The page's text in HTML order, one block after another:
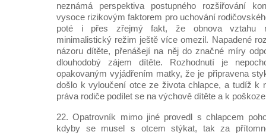
neznámá perspektiva postupného rozšiřování
vysoce rizikovým faktorem pro uchování
poté i přes zřejmý fakt, že obnova vztahu
minimalistický režim ještě více omezil. Napadené
názoru dítěte, přenášejí na něj do značné míry
dlouhodobý zájem dítěte. Rozhodnutí je
opakovaným vyjádřením matky, že je připravena
došlo k vyloučení otce ze života chlapce, a tudíž k
práva rodiče podílet se na výchově dítěte a k
22. Opatrovník mimo jiné provedl s chlapcem
kdyby se musel s otcem stýkat, tak za